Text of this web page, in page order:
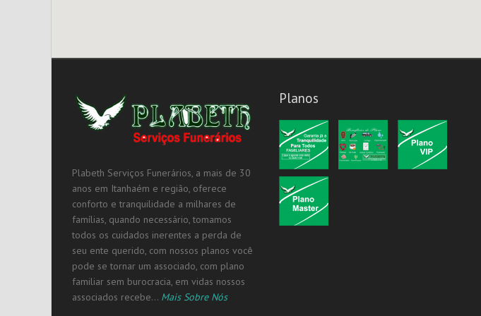
Plabeth Serviços Funerários, a mais de 30
anos em Itanhaém e região, oferece
conforto e tranquilidade a milhares de
famílias, quando necessário, tomamos
todos os cuidados inerentes a perda de
seu ente querido, com nossos planos você
pode se tornar um associado, com plano
familiar sem burocracia, em vidas nossos
associados recebe... Mais Sobre Nós
Planos